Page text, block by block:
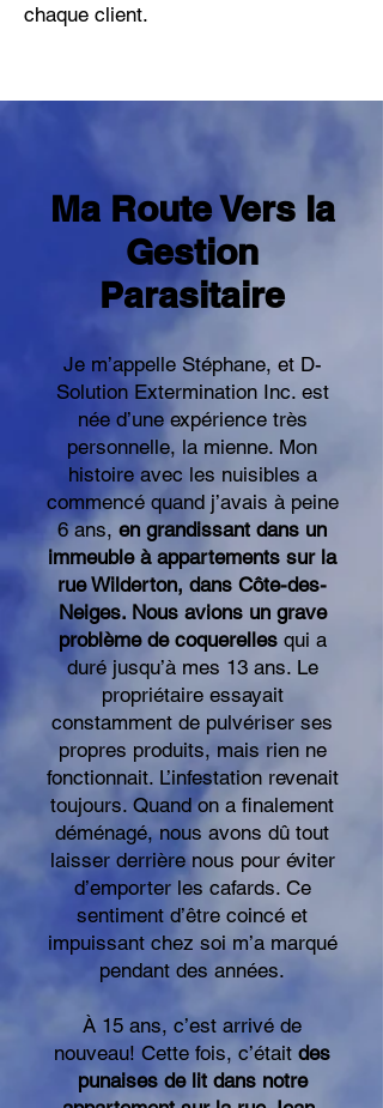
chaque client.
Ma Route Vers la
Gestion
Parasitaire
Je m’appelle Stéphane, et D-
Solution Extermination Inc. est
née d’une expérience très
personnelle, la mienne. Mon
histoire avec les nuisibles a
commencé quand j’avais à peine
6 ans, en grandissant dans un
immeuble à appartements sur la
rue Wilderton, dans Côte-des-
Neiges. Nous avions un grave
problème de coquerellesqui a
duré jusqu’à mes 13 ans. Le
propriétaire essayait
constamment de pulvériser ses
propres produits, mais rien ne
fonctionnait. L’infestation revenait
toujours. Quand on a finalement
déménagé, nous avons dû tout
laisser derrière nous pour éviter
d’emporter les cafards. Ce
sentiment d’être coincé et
impuissant chez soi m’a marqué
pendant des années.
À 15 ans, c’est arrivé de
nouveau! Cette fois, c’était des
punaises de lit dans notre